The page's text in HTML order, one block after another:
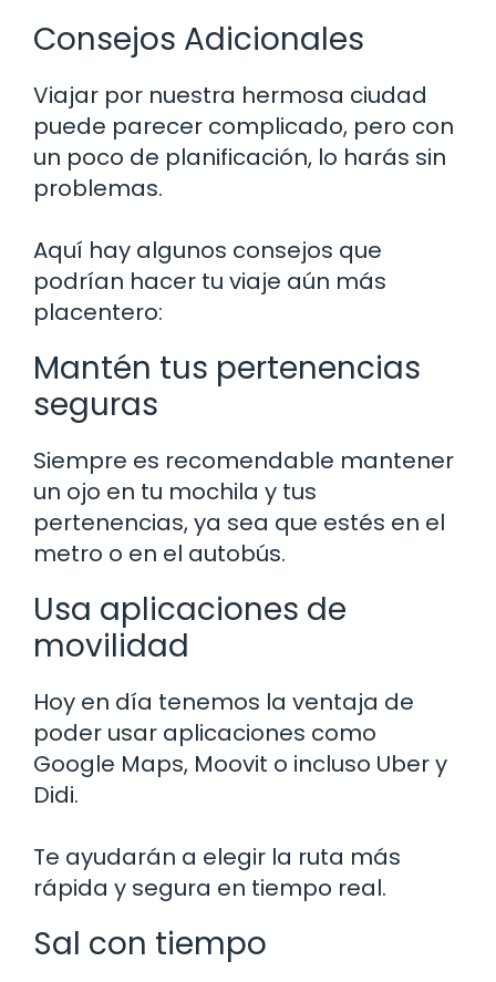
Consejos Adicionales
Viajar por nuestra hermosa ciudad
puede parecer complicado, pero con
un poco de planificación, lo harás sin
problemas.
Aquí hay algunos consejos que
podrían hacer tu viaje aún más
placentero:
Mantén tus pertenencias
seguras
Siempre es recomendable mantener
un ojo en tu mochila y tus
pertenencias, ya sea que estés en el
metro o en el autobús.
Usa aplicaciones de
movilidad
Hoy en día tenemos la ventaja de
poder usar aplicaciones como
Google Maps, Moovit o incluso Uber y
Didi.
Te ayudarán a elegir la ruta más
rápida y segura en tiempo real.
Sal con tiempo